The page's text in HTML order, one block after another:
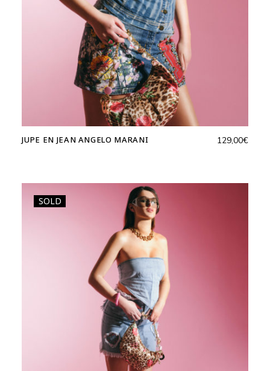
JUPE EN JEAN ANGELO MARANI 129,00€
SOLD